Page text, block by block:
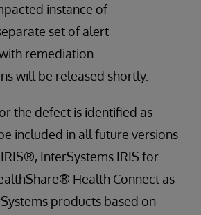
instance of
set of alert
remediation
will be released shortly.
the defect is identified as
included in all future versions
InterSystems IRIS for
Health Connect as
products based on